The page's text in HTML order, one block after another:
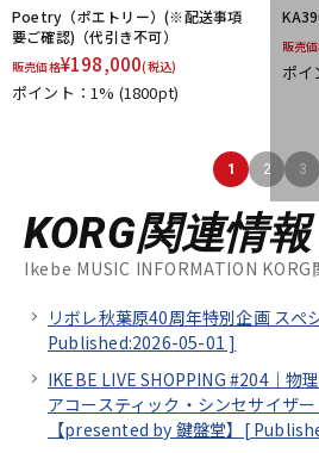
Poetry（ポエトリー）(※配送事項
要ご確認)（代引き不可）
販売価格¥198,000(税込)
ポイント：1% (1800pt)
販売
ポ
1 2 3
KORG関連情報
Ikebe MUSIC INFORMATION KORG
リボレ秋葉原40周年特別企画 スぺ
Published:2026-05-01 ]
IKEBE LIVE SHOPPING #204｜物
アコースティック・シンセサイザー
【presented by 鍵盤堂】[